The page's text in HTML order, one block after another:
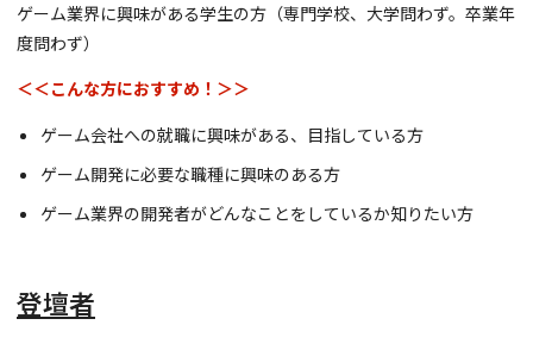
ゲーム業界に興味がある学生の方（専門学校、大学問わず。卒業年
度問わず）
＜＜こんな方におすすめ！＞＞
ゲーム会社への就職に興味がある、目指している方
ゲーム開発に必要な職種に興味のある方
ゲーム業界の開発者がどんなことをしているか知りたい方
登壇者